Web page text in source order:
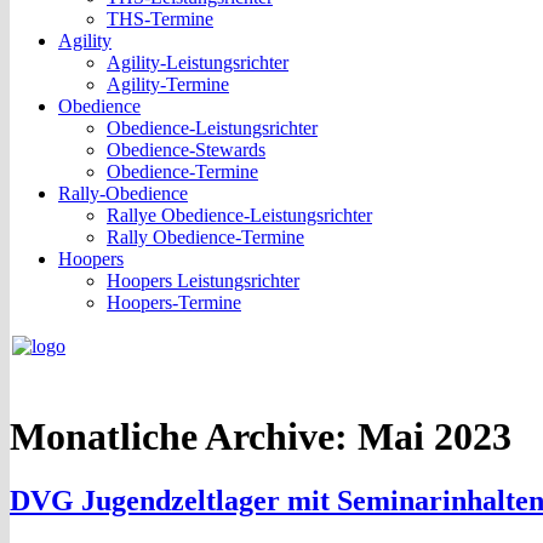
THS-Termine
Agility
Agility-Leistungsrichter
Agility-Termine
Obedience
Obedience-Leistungsrichter
Obedience-Stewards
Obedience-Termine
Rally-Obedience
Rallye Obedience-Leistungsrichter
Rally Obedience-Termine
Hoopers
Hoopers Leistungsrichter
Hoopers-Termine
Monatliche Archive: Mai 2023
DVG Jugendzeltlager mit